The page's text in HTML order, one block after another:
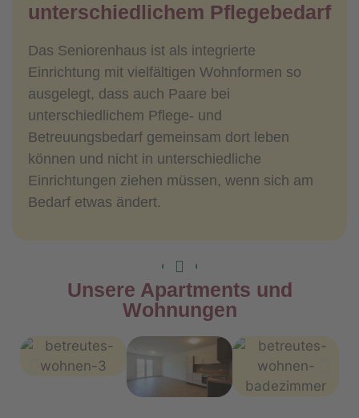
unterschiedlichem Pflegebedarf
Das Seniorenhaus ist als integrierte
Einrichtung mit vielfältigen Wohnformen so
ausgelegt, dass auch Paare bei
unterschiedlichem Pflege- und
Betreuungsbedarf gemeinsam dort leben
können und nicht in unterschiedliche
Einrichtungen ziehen müssen, wenn sich am
Bedarf etwas ändert.
Unsere Apartments und
Wohnungen